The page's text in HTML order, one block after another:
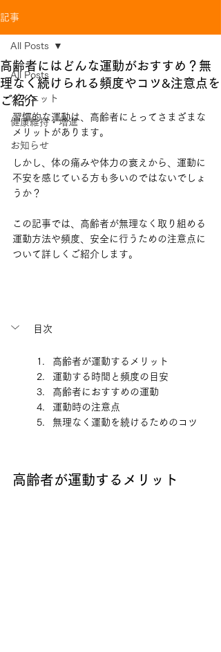
記事
All Posts
ダイエット
健康維持・増進
お知らせ
All Posts
高齢者にはどんな運動がおすすめ？無
理なく続けられる頻度やコツ&注意点を
ご紹介
習慣的な運動は、高齢者にとってさまざまな
メリットがあります。
しかし、体の痛みや体力の衰えから、運動に
不安を感じている方も多いのではないでしょ
うか？
この記事では、高齢者が無理なく取り組める
運動方法や頻度、安全に行うための注意点に
ついて詳しくご紹介します。
目次
高齢者が運動するメリット
運動する時間と頻度の目安
高齢者におすすめの運動
運動時の注意点
無理なく運動を続けるためのコツ
高齢者が運動するメリット